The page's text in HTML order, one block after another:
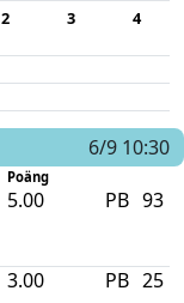
2 3 4
6/9 10:30
Poäng
5.00 PB 93
3.00 PB 25